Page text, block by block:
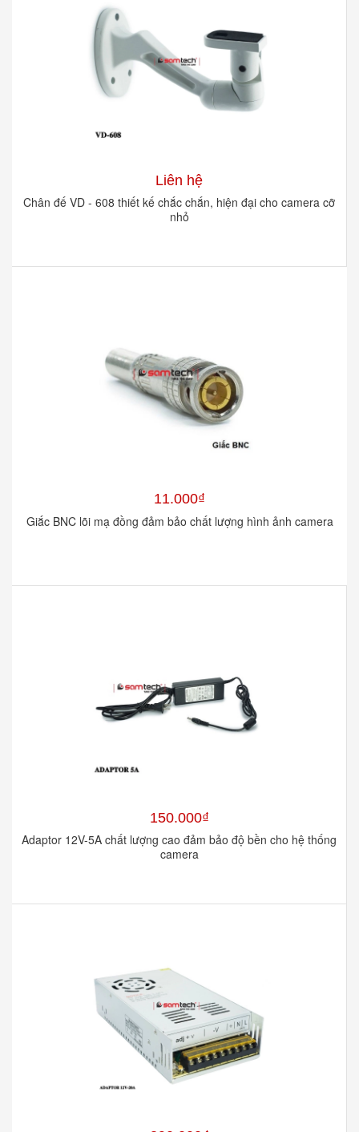
Liên hệ
Chân đế VD - 608 thiết kế chắc chắn, hiện đại cho camera cỡ
nhỏ
11.000₫
Giắc BNC lõi mạ đồng đảm bảo chất lượng hình ảnh camera
150.000₫
Adaptor 12V-5A chất lượng cao đảm bảo độ bền cho hệ thống
camera